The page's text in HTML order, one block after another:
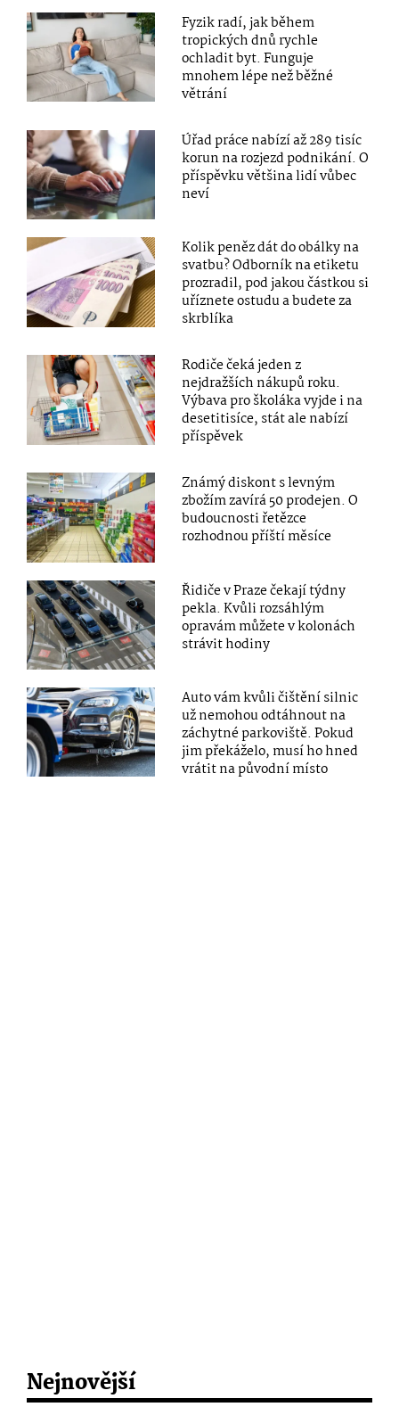
Fyzik radí, jak během
tropických dnů rychle
ochladit byt. Funguje
mnohem lépe než běžné
větrání
Úřad práce nabízí až 289 tisíc
korun na rozjezd podnikání. O
příspěvku většina lidí vůbec
neví
Kolik peněz dát do obálky na
svatbu? Odborník na etiketu
prozradil, pod jakou částkou si
uříznete ostudu a budete za
skrblíka
Rodiče čeká jeden z
nejdražších nákupů roku.
Výbava pro školáka vyjde i na
desetitisíce, stát ale nabízí
příspěvek
Známý diskont s levným
zbožím zavírá 50 prodejen. O
budoucnosti řetězce
rozhodnou příští měsíce
Řidiče v Praze čekají týdny
pekla. Kvůli rozsáhlým
opravám můžete v kolonách
strávit hodiny
Auto vám kvůli čištění silnic
už nemohou odtáhnout na
záchytné parkoviště. Pokud
jim překáželo, musí ho hned
vrátit na původní místo
Nejnovější